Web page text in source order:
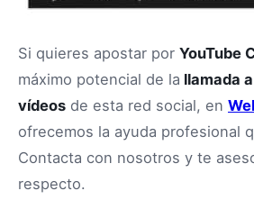
Si quieres apostar por YouTube
máximo potencial de la llamada
vídeos de esta red social, en
ofrecemos la ayuda profesional
Contacta con nosotros y te
respecto.